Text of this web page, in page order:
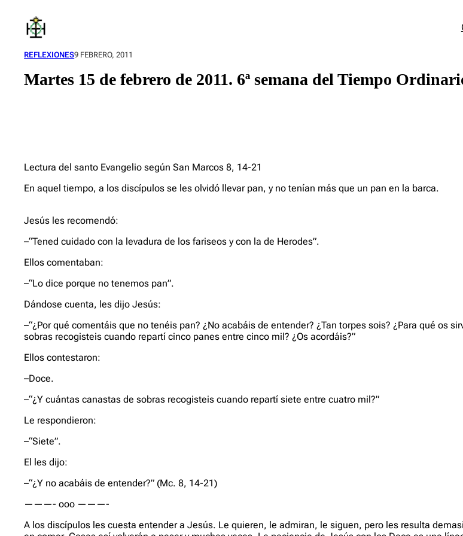
contenido
REFLEXIONES9 FEBRERO, 2011
Martes 15 de febrero de 2011. 6ª semana del Tiempo
Lectura del santo Evangelio según San Marcos 8, 14-21
En aquel tiempo, a los discípulos se les olvidó llevar pan, y no tenían más que un pan en la barca.
Jesús les recomendó:
–“Tened cuidado con la levadura de los fariseos y con la de Herodes”.
Ellos comentaban:
–“Lo dice porque no tenemos pan”.
Dándose cuenta, les dijo Jesús:
–“¿Por qué comentáis que no tenéis pan? ¿No acabáis de entender? ¿Tan torpes sois? ¿Para qué os
sobras recogisteis cuando repartí cinco panes entre cinco mil? ¿Os acordáis?”
Ellos contestaron:
–Doce.
–“¿Y cuántas canastas de sobras recogisteis cuando repartí siete entre cuatro mil?”
Le respondieron:
–“Siete”.
El les dijo:
–“¿Y no acabáis de entender?” (Mc. 8, 14-21)
———- ooo ———-
A los discípulos les cuesta entender a Jesús. Le quieren, le admiran, le siguen, pero les resulta